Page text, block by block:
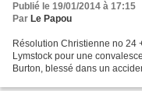
Publié le 19/01/2014 à 17:15
Par Le Papou
Résolution Christienne no 24
Lymstock pour une
Burton, blessé dans un